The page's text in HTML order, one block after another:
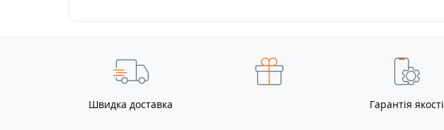
Швидка доставка Гарантія якості